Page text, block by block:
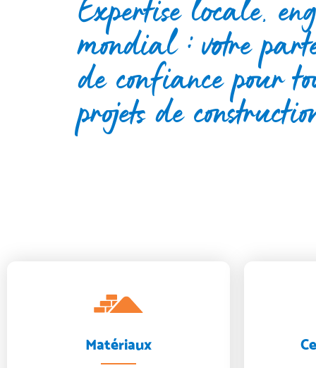
Expertise locale,
mondial : votre
de confiance pour
projets de
Matériaux